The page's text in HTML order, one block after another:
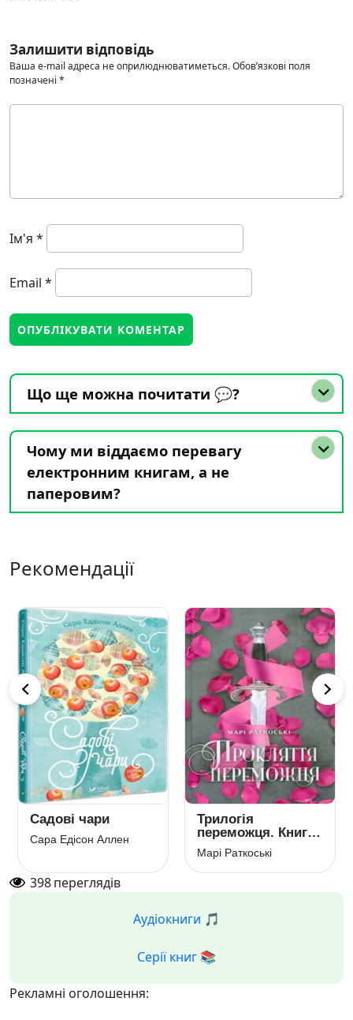
Залишити відповідь
Ваша e-mail адреса не оприлюднюватиметься.Обов’язкові поля
позначені *
Ім'я *
Email *
Що ще можна почитати 💬?
Чому ми віддаємо перевагу
електронним книгам, а не
паперовим?
Рекомендації
Садові чари
Сара Едісон Аллен
Трилогія
переможця. Книга
1. Прокляття
переможця
Марі Раткоські
398переглядів
Аудіокниги 🎵
Серії книг 📚
Рекламні оголошення: